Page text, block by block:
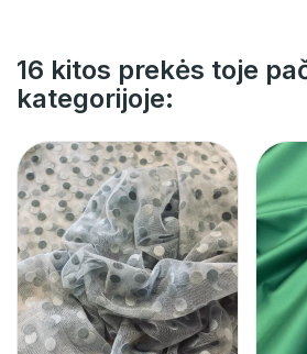
16 kitos prekės toje
kategorijoje: